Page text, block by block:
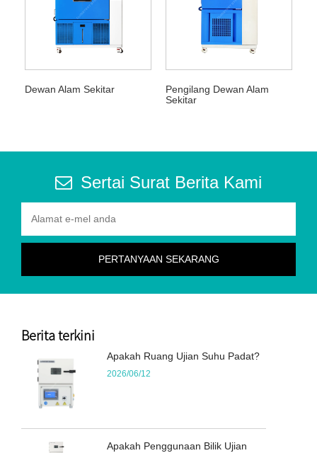
Dewan Alam Sekitar
Pengilang Dewan Alam
Sekitar
Sertai Surat Berita Kami
Berita terkini
Apakah Ruang Ujian Suhu Padat?
2026/06/12
Apakah Penggunaan Bilik Ujian